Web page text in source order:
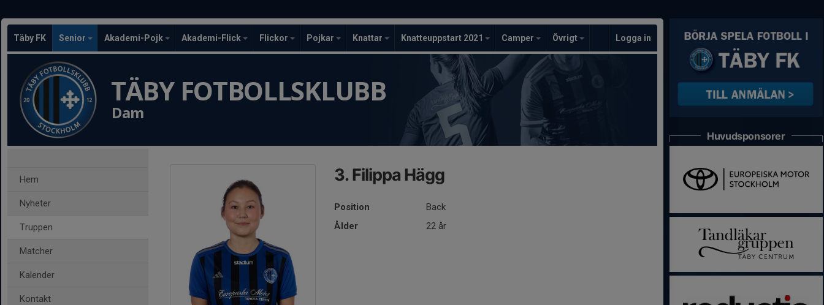
Täby FK Senior Akademi-Pojk Akademi-Flick Flickor Pojkar Knattar Knatteuppstart 2021 Camper Övrigt Logga in
TÄBY FOTBOLLSKLUBB
Dam
Hem
Nyheter
Truppen
Matcher
Kalender
Kontakt
3. Filippa Hägg
Position
Back
Ålder
22 år
Huvudsponsorer